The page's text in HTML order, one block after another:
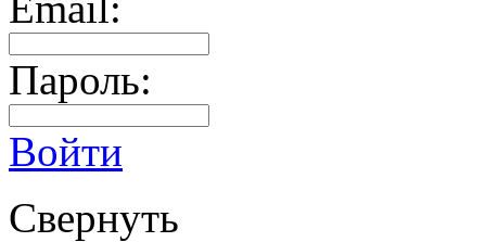
Пароль:
Войти
Свернуть